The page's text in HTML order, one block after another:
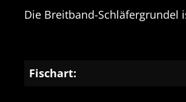
Die Breitband-Schläfergrundel
Fischart: